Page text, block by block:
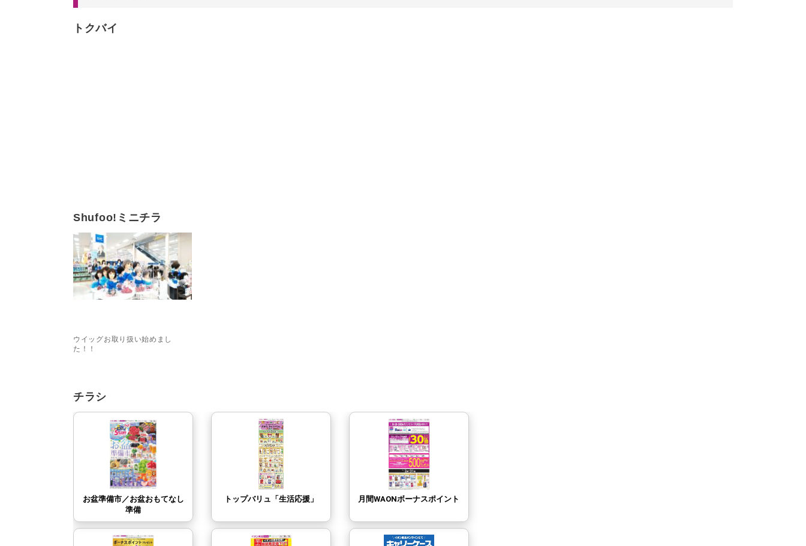
トクバイ
Shufoo!ミニチラ
ウイッグお取り扱い始めまし
た！！
イオン富谷店 1階化
粧品コーナーよりご
案内です。 ウイッグ
専門店『マリブウイ
ッグ』がオープ
ン！…
チラシ